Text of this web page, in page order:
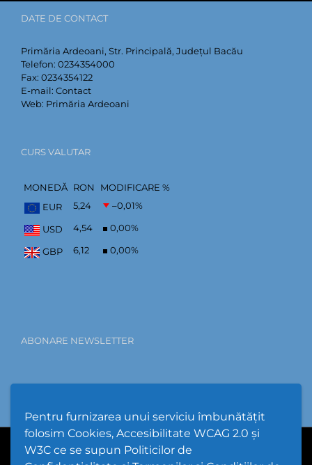
Pentru furnizarea unui serviciu îmbunătățit
folosim Cookies, Accesibilitate WCAG 2.0 și
W3C ce se supun Politicilor de
DATE DE CONTACT
Primăria Ardeoani, Str. Principală, Județul Bacău
Telefon: 0234354000
Fax: 0234354122
E-mail: Contact
Web: Primăria Ardeoani
CURS VALUTAR
MONEDĂ RON
MODIFICARE %
EUR
5,24 –0,01%
USD 4,54 0,00%
GBP 6,12 0,00%
ABONARE NEWSLETTER
Hartă Website